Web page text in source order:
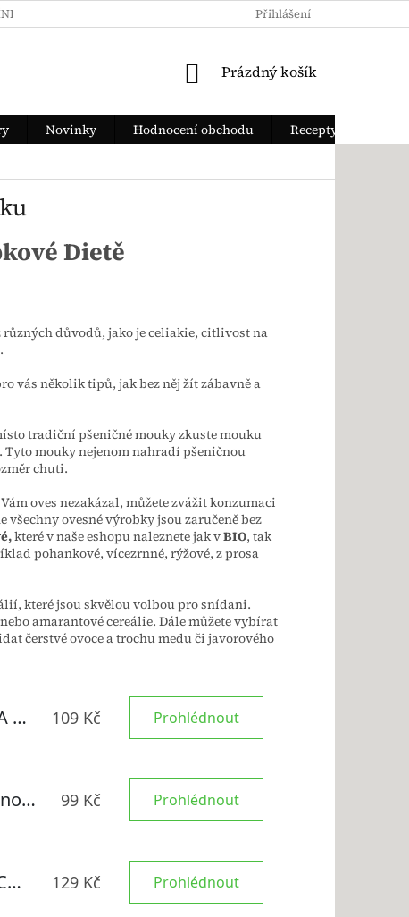
OCHRANY OSOBNÍCH ÚDAJŮ JAK ZAPLATIT
Přihlášení
NÁKUPNÍ KOŠÍK
Prázdný košík
Novinky Hodnocení obchodu
Recepty
Dietě
různých důvodů, jako je celiakie, citlivost na
vás několik tipů, jak bez něj žít zábavně a
tradiční pšeničné mouky zkuste mouku
. Tyto mouky nejenom nahradí pšeničnou
chuti.
oves nezakázal, můžete zvážit konzumaci
ovesné výrobky jsou zaručeně bez
které v naše eshopu naleznete jak vBIO, tak
pohankové, vícezrnné, rýžové, z prosa
které jsou skvělou volbou pro snídani.
amarantové cereálie. Dále můžete vybírat
čerstvé ovoce a trochu medu či javorového